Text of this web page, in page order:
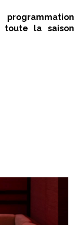
toute la saison